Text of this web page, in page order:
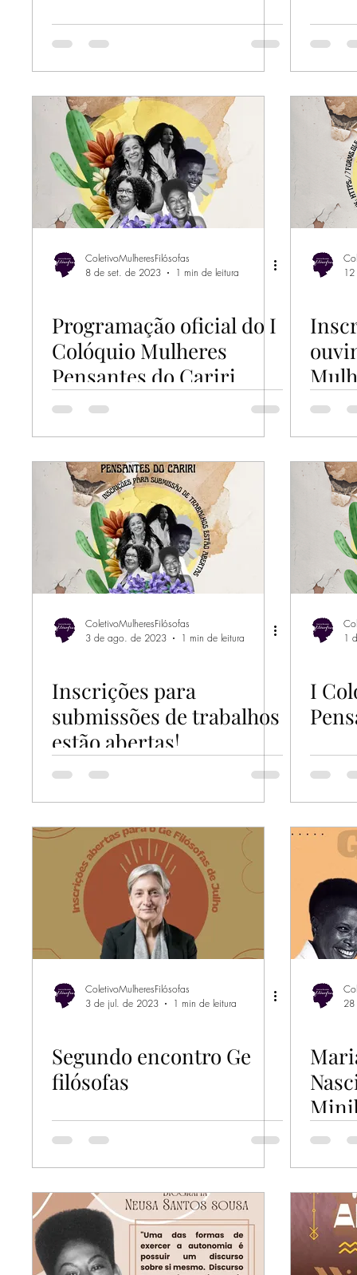
ColetivoMulheresFilósofas
8 de set. de 2023
1 min de leitura
Programação oficial do I
Colóquio Mulheres
Pensantes do Cariri
ColetivoMulheresFilósofas
3 de ago. de 2023
1 min de leitura
Inscrições para
submissões de trabalhos
estão abertas!
1
I
ColetivoMulheresFilósofas
3 de jul. de 2023
1 min de leitura
Segundo encontro Ge
filósofas